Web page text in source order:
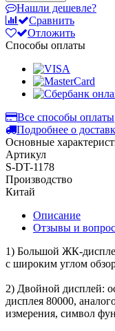
Нашли дешевле?
Сравнить
Отложить
Способы оплаты
Все способы оплаты
Подробнее о
Основные
Артикул
S-DT-1178
Производство
Китай
Описание
Отзывы и
1) Большой ЖК-
с широким углом
2) Двойной дисплей:
дисплея 80000,
измерения, символ